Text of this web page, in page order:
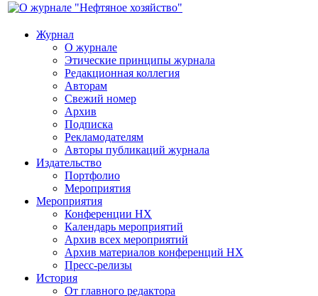
Журнал
О журнале
Этические принципы журнала
Редакционная коллегия
Авторам
Свежий номер
Архив
Подписка
Рекламодателям
Авторы публикаций журнала
Издательство
Портфолио
Мероприятия
Мероприятия
Конференции НХ
Календарь мероприятий
Архив всех мероприятий
Архив материалов конференций НХ
Пресс-релизы
История
От главного редактора